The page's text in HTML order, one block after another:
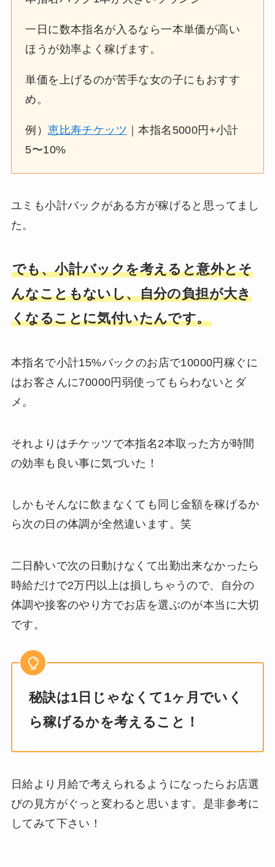
一日に数本指名が入るなら一本単価が高い
ほうが効率よく稼げます。
単価を上げるのが苦手な女の子にもおすす
め。
例）恵比寿チケッツ ｜本指名5000円+小計
5〜10%
ユミも小計バックがある方が稼げると思ってまし
た。
でも、小計バックを考えると意外とそ
んなこともないし、自分の負担が大き
くなることに気付いたんです。
本指名で小計15%バックのお店で10000円稼ぐに
はお客さんに70000円弱使ってもらわないとダ
メ。
それよりはチケッツで本指名2本取った方が時間
の効率も良い事に気づいた！
しかもそんなに飲まなくても同じ金額を稼げるか
ら次の日の体調が全然違います。笑
二日酔いで次の日動けなくて出勤出来なかったら
時給だけで2万円以上は損しちゃうので、自分の
体調や接客のやり方でお店を選ぶのが本当に大切
です。
秘訣は1日じゃなくて1ヶ月でいく
ら稼げるかを考えること！
日給より月給で考えられるようになったらお店選
びの見方がぐっと変わると思います。是非参考に
してみて下さい！